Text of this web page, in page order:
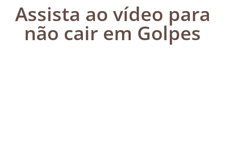
Assista ao vídeo para
não cair em Golpes